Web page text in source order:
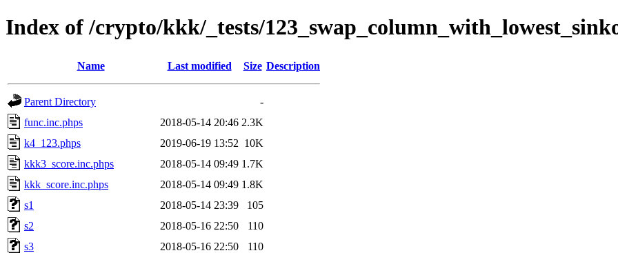
Index of /crypto/kkk/_tests/
Name Last modified Size Description
Parent Directory
-
func.inc.phps
2018-05-14 20:46 2.3K
k4_123.phps
2019-06-19 13:52 10K
kkk3_score.inc.phps
2018-05-14 09:49 1.7K
kkk_score.inc.phps
2018-05-14 09:49 1.8K
s1
2018-05-14 23:39
105
s2
2018-05-16 22:50
110
s3
2018-05-16 22:50
110